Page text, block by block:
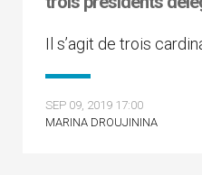
Il s’agit de trois
SEP 09, 2019 17:00
MARINA DROUJININA